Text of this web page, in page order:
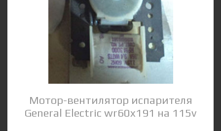
Мотор-вентилятор испарителя
General Electric wr60x191 на 115v